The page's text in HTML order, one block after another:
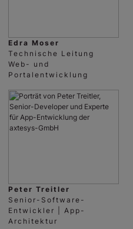
Edra Moser
Technische Leitung
Web- und
Portalentwicklung
Peter Treitler
Senior-Software-
Entwickler | App-
Architektur